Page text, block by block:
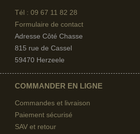
Tél : 09 67 11 82 28
Formulaire de contact
Adresse Côté Chasse
815 rue de Cassel
59470 Herzeele
COMMANDER EN LIGNE
Commandes et livraison
Paiement sécurisé
SAV et retour